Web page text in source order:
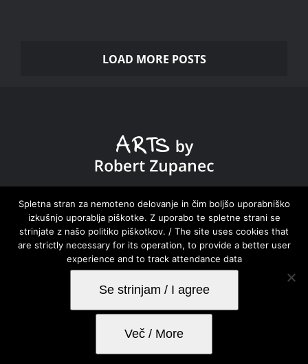
LOAD MORE POSTS
DOMOV HOME|ZBIRKE COLLECTIONS|NOVICE
NEWS|O MENI ABOUT ME |KONTAKT CONTACT
Robert Zupanec |Epacka spletni marketing
Spletna stran za nemoteno delovanje in čim boljšo uporabniško
izkušnjo uporablja piškotke. Z uporabo te spletne strani se
strinjate z našo politiko piškotkov. / The site uses cookies that
are strictly necessary for its operation, to provide a better user
experience and to track attendance data
Se strinjam / I agree
Več / More